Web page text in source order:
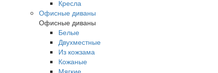
Кресла
Офисные диваны
Офисные диваны
Белые
Двухместные
Из кожзама
Кожаные